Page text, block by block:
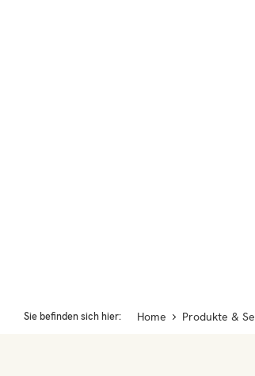
Sie befinden sich hier: Home Produkte &